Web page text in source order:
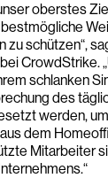
oberstes
schützen“,
CrowdStrike.
schlanken
des
werden,
dem
Mitarbeiter